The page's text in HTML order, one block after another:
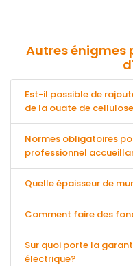
Autres énigmes pour votre super Bureau
Est-il possible de
de la ouate de
Normes obligatoires
professionnel
Quelle épaisseur de
Comment faire des
Sur quoi porte la
électrique?